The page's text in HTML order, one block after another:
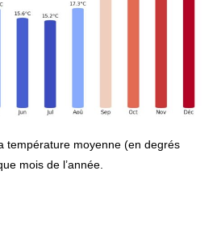
température moyenne (en degrés
mois de l’année.